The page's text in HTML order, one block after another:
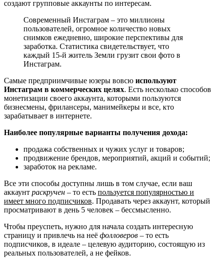
создают групповые аккаунты по интересам.
Современный Инстаграм – это миллионы
пользователей, огромное количество новых
снимков ежедневно, широкие перспективы для
заработка. Статистика свидетельствует, что
каждый 15-й житель Земли грузит свои фото в
Инстаграм.
Самые предприимчивые юзеры вовсю используют
Инстаграм в коммерческих целях. Есть несколько способов
монетизации своего аккаунта, которыми пользуются
бизнесмены, фрилансеры, манимейкеры и все, кто
зарабатывает в интернете.
Наиболее популярные варианты получения дохода:
продажа собственных и чужих услуг и товаров;
продвижение брендов, мероприятий, акций и событий;
заработок на рекламе.
Все эти способы доступны лишь в том случае, если ваш
аккаунт раскручен – то есть пользуется популярностью и
имеет много подписчиков. Продавать через аккаунт, который
просматривают в день 5 человек – бессмысленно.
Чтобы преуспеть, нужно для начала создать интересную
страницу и привлечь на неё фолловеров – то есть
подписчиков, в идеале – целевую аудиторию, состоящую из
реальных пользователей, а не фейков.